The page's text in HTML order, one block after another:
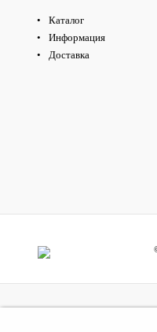
Каталог
Информация
Доставка